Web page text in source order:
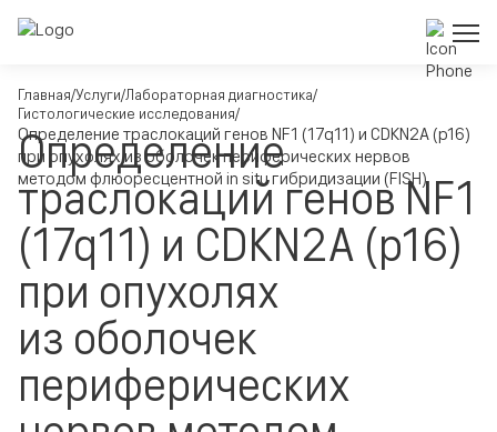
Главная Услуги Лабораторная диагностика
Гистологические исследования
Определение траслокаций генов NF1 (17q11) и CDKN2A (p16)
при опухолях из оболочек периферических нервов
методом флюоресцентной in situ гибридизации (FISH)
Определение
траслокаций генов NF1
(17q11) и CDKN2A (p16)
при опухолях
из оболочек
периферических